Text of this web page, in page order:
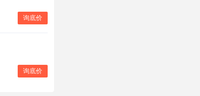
询底价
询底价